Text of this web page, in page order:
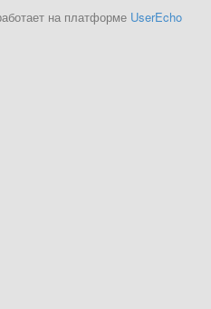
на платформе UserEcho